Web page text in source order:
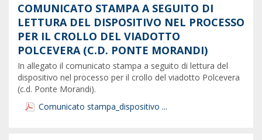
COMUNICATO STAMPA A SEGUITO DI
LETTURA DEL DISPOSITIVO NEL PROCESSO
PER IL CROLLO DEL VIADOTTO
POLCEVERA (C.D. PONTE MORANDI)
In allegato il comunicato stampa a seguito di lettura del
dispositivo nel processo per il crollo del viadotto Polcevera
(c.d. Ponte Morandi).
Comunicato stampa_dispositivo ...